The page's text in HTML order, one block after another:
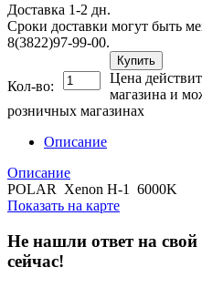
Доставка 1-2 дн.
Сроки доставки могут быть
8(3822)97-99-00.
Кол-во:
Купить
Цена
магазина и
розничных магазинах
Описание
Описание
POLAR Xenon H-1 6000K
Показать на карте
Не нашли ответ на свой
сейчас!